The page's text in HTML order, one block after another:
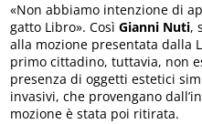
«Non abbiamo intenzione di
gatto Libro». CosìGianni Nuti,
alla mozione presentata dalla
primo cittadino, tuttavia, non
presenza di oggetti estetici
invasivi, che provengano
mozione è stata poi ritirata.